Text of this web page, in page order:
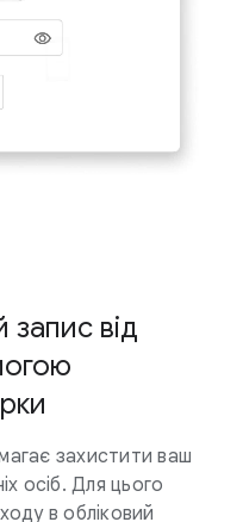
запис від
захистити ваш
осіб. Для цього
в обліковий